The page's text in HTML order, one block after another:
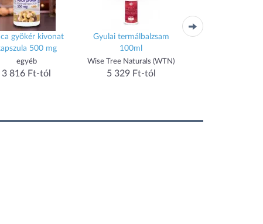
gyökér kivonat
500 mg
egyéb
3 816 Ft-tól
Gyulai termálbalzsam
100ml
Wise Tree Naturals (WTN)
5 329 Ft-tól
Szem vitamin